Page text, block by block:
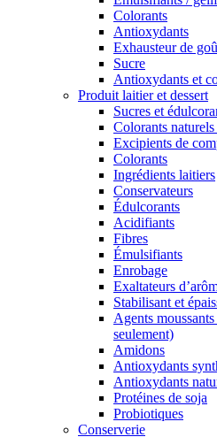
Colorants
Antioxydants
Exhausteur de
Sucre
Antioxydants et
Produit laitier et dessert
Sucres et
Colorants
Excipients de
Colorants
Ingrédients laitiers
Conservateurs
Édulcorants
Acidifiants
Fibres
Émulsifiants
Enrobage
Exaltateurs
Stabilisant et
Agents
seulement)
Amidons
Antioxydants
Antioxydants
Protéines de soja
Probiotiques
Conserverie